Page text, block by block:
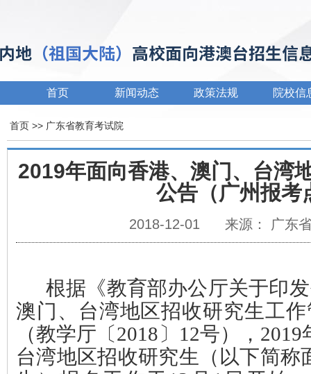
首页 新闻动态 政策法规 院校信
首页 >> 广东省教育考试院
2019年面向香港、澳门、台湾
公告（广州报考
2018-12-01 来源： 广东
根据《教育部办公厅关于印
澳门、台湾地区招收研究生工
（教学厅〔2018〕12号），
台湾地区招收研究生（以下简称